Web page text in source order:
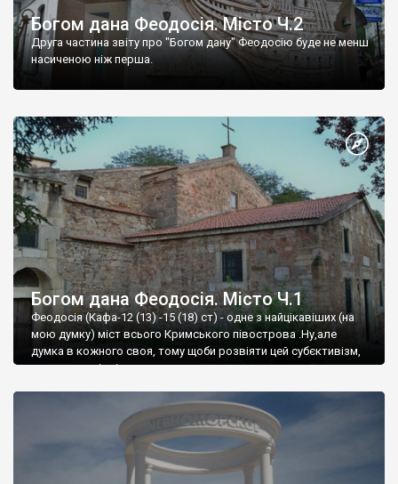
Богом дана Феодосія. Місто Ч.2
Друга частина звіту про "Богом дану" Феодосію буде не менш
насиченою ніж перша.
Богом дана Феодосія. Місто Ч.1
Феодосія (Кафа-12 (13) -15 (18) ст) - одне з найцікавіших (на
мою думку) міст всього Кримського півострова .Ну,але
думка в кожного своя, тому щоби розвіяти цей субєктивізм,
запрошую відвідати це